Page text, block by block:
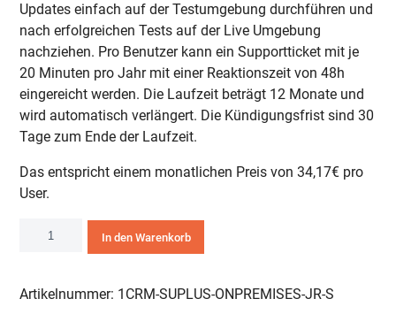
Updates einfach auf der Testumgebung durchführen und
nach erfolgreichen Tests auf der Live Umgebung
nachziehen. Pro Benutzer kann ein Supportticket mit je
20 Minuten pro Jahr mit einer Reaktionszeit von 48h
eingereicht werden. Die Laufzeit beträgt 12 Monate und
wird automatisch verlängert. Die Kündigungsfrist sind 30
Tage zum Ende der Laufzeit.
Das entspricht einem monatlichen Preis von 34,17€ pro
User.
1CRM
On-
In den Warenkorb
Artikelnummer: 1CRM-SUPLUS-ONPREMISES-JR-S